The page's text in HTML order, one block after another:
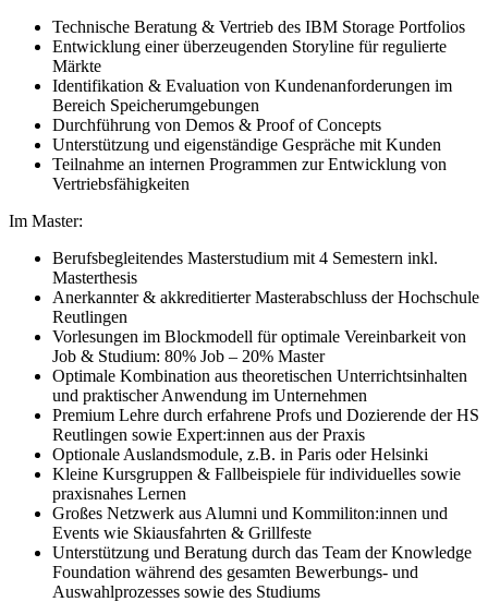
Technische Beratung & Vertrieb des IBM Storage Portfolios
Entwicklung einer überzeugenden Storyline für regulierte
Märkte
Identifikation & Evaluation von Kundenanforderungen im
Bereich Speicherumgebungen
Durchführung von Demos & Proof of Concepts
Unterstützung und eigenständige Gespräche mit Kunden
Teilnahme an internen Programmen zur Entwicklung von
Vertriebsfähigkeiten
Im Master:
Berufsbegleitendes Masterstudium mit 4 Semestern inkl.
Masterthesis
Anerkannter & akkreditierter Masterabschluss der Hochschule
Reutlingen
Vorlesungen im Blockmodell für optimale Vereinbarkeit von
Job & Studium: 80% Job – 20% Master
Optimale Kombination aus theoretischen Unterrichtsinhalten
und praktischer Anwendung im Unternehmen
Premium Lehre durch erfahrene Profs und Dozierende der HS
Reutlingen sowie Expert:innen aus der Praxis
Optionale Auslandsmodule, z.B. in Paris oder Helsinki
Kleine Kursgruppen & Fallbeispiele für individuelles sowie
praxisnahes Lernen
Großes Netzwerk aus Alumni und Kommiliton:innen und
Events wie Skiausfahrten & Grillfeste
Unterstützung und Beratung durch das Team der Knowledge
Foundation während des gesamten Bewerbungs- und
Auswahlprozesses sowie des Studiums